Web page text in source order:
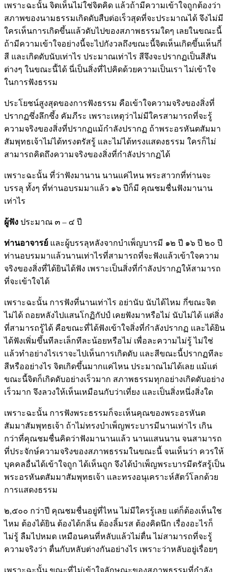
เพราะฉะนั้น จิตเห็นไม่ใช่จิตคิด แล้วถ้ามีความเข้าใจถูกต้องว่า
สภาพของนามธรรมเกิดดับสืบต่อเร็วสุดที่จะประมาณได้ จึงไม่มี
ใครเห็นการเกิดขึ้นแล้วดับไปของสภาพธรรมใดๆ เลยในขณะนี้
ถ้ามีความเข้าใจอย่างนี้จะไปกังวลถึงขณะนี้จิตเห็นเกิดขึ้นเห็นกี่
สี และเกิดดับนับเท่าไร ประมาณเท่าไร สีจึงจะปรากฏเป็นสีสัน
ต่างๆ ในขณะนี้ได้ นี่เป็นสิ่งที่ไปคิดด้วยความเป็นเรา ไม่เข้าใจ
ในการฟังธรรม
ประโยชน์สูงสุดของการฟังธรรม คือเข้าใจความจริงของสิ่งที่
ปรากฏซึ่งลึกซึ้ง คัมภีระ เพราะเหตุว่าไม่มีใครสามารถที่จะรู้
ความจริงของสิ่งที่ปรากฏแม้กำลังปรากฏ ถ้าพระอรหันตสัมมา
สัมพุทธเจ้าไม่ได้ทรงตรัสรู้ และไม่ได้ทรงแสดงธรรม ใครก็ไม่
สามารถคิดถึงความจริงของสิ่งที่กำลังปรากฏได้
เพราะฉะนั้น ที่ว่าฟังมานาน นานแค่ไหน พระสาวกที่ท่านจะ
บรรลุ ทั้งๆ ที่ท่านอบรมมาแล้ว ๑๖ ปีก็มี คุณชมชื่นฟังมานาน
เท่าไร
ผู้ฟัง ประมาณ ๓ – ๔ ปี
ท่านอาจารย์ และผู้บรรลุหลังจากบำเพ็ญบารมี ๑๒ ปี ๑๖ ปี ๒๐ ปี
ท่านอบรมมาแล้วนานเท่าไรที่สามารถที่จะฟังแล้วเข้าใจความ
จริงของสิ่งที่ได้ยินได้ฟัง เพราะเป็นสิ่งที่กำลังปรากฏให้สามารถ
ที่จะเข้าใจได้
เพราะฉะนั้น การฟังที่นานเท่าไร อย่านับ นับได้ไหม กี่ขณะจิต
ไม่ได้ ถอยหลังไปแสนโกฏิกัปป์ เคยฟังมาหรือไม่ นับไม่ได้ แต่สิ่ง
ที่สามารถรู้ได้ คือขณะที่ได้ฟังเข้าใจสิ่งที่กำลังปรากฏ และได้ยิน
ได้ฟังเพิ่มขึ้นทีละเล็กทีละน้อยหรือไม่ เพื่อละความไม่รู้ ไม่ใช่
แล้วทำอย่างไรเราจะไปเห็นการเกิดดับ และสีขณะนี้ปรากฏทีละ
สีหรืออย่างไร จิตเกิดขึ้นมากแค่ไหน ประมาณไม่ได้เลย แม้แต่
ขณะนี้จิตก็เกิดดับอย่างเร็วมาก สภาพธรรมทุกอย่างเกิดดับอย่าง
เร็วมาก จึงลวงให้เห็นเหมือนกับว่าเที่ยง และเป็นสิ่งหนึ่งสิ่งใด
เพราะฉะนั้น การฟังพระธรรมก็จะเห็นคุณของพระอรหันต
สัมมาสัมพุทธเจ้า ถ้าไม่ทรงบำเพ็ญพระบารมีนานเท่าไร เกิน
กว่าที่คุณชมชื่นคิดว่าฟังมานานแล้ว นานแสนนาน จนสามารถ
ที่ประจักษ์ความจริงของสภาพธรรมในขณะนี้ จนเห็นว่า ควรให้
บุคคลอื่นได้เข้าใจถูก ได้เห็นถูก จึงได้บำเพ็ญพระบารมีตรัสรู้เป็น
พระอรหันตสัมมาสัมพุทธเจ้า และทรงอนุเคราะห์สัตว์โลกด้วย
การแสดงธรรม
๒,๕๐๐ กว่าปี คุณชมชื่นอยู่ที่ไหน ไม่มีใครรู้เลย แต่ก็ต้องเห็นใช
ไหม ต้องได้ยิน ต้องได้กลิ่น ต้องลิ้มรส ต้องคิดนึก เรื่องอะไรก็
ไม่รู้ ลืมไปหมด เหมือนคนที่หลับแล้วไม่ตื่น ไม่สามารถที่จะรู้
ความจริงว่า ตื่นกับหลับต่างกันอย่างไร เพราะว่าหลับอยู่เรื่อยๆ
เพราะฉะนั้น ขณะที่ไม่เข้าใจลักษณะของสภาพธรรมที่กำลัง